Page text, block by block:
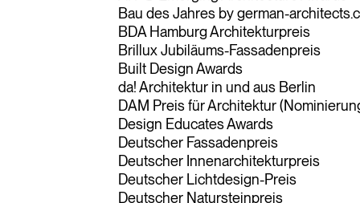
Bau des Jahres by german-
BDA Hamburg Architekturpreis
Brillux Jubiläums-Fassadenpreis
Built Design Awards
da! Architektur in und aus Berlin
DAM Preis für Architektur
Design Educates Awards
Deutscher Fassadenpreis
Deutscher Innenarchitekturpreis
Deutscher Lichtdesign-Preis
Deutscher Natursteinpreis